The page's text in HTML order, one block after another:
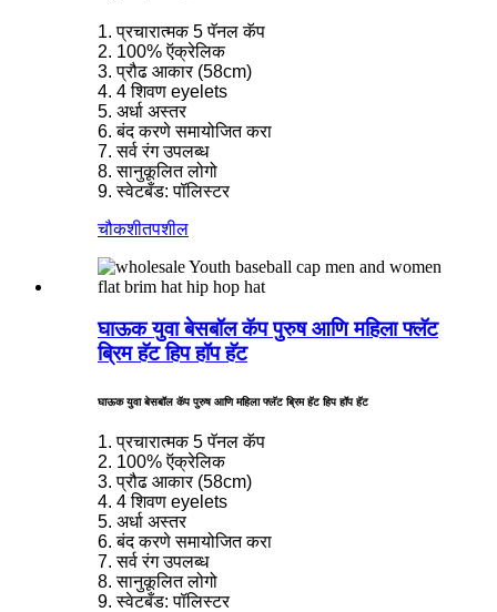
1. प्रचारात्मक 5 पॅनल कॅप
2. 100% ऍक्रेलिक
3. प्रौढ आकार (58cm)
4. 4 शिवण eyelets
5. अर्धा अस्तर
6. बंद करणे समायोजित करा
7. सर्व रंग उपलब्ध
8. सानुकूलित लोगो
9. स्वेटबँड: पॉलिस्टर
चौकशीतपशील
घाऊक युवा बेसबॉल कॅप पुरुष आणि महिला फ्लॅट
ब्रिम हॅट हिप हॉप हॅट
घाऊक युवा बेसबॉल कॅप पुरुष आणि महिला फ्लॅट ब्रिम हॅट हिप हॉप हॅट
1. प्रचारात्मक 5 पॅनल कॅप
2. 100% ऍक्रेलिक
3. प्रौढ आकार (58cm)
4. 4 शिवण eyelets
5. अर्धा अस्तर
6. बंद करणे समायोजित करा
7. सर्व रंग उपलब्ध
8. सानुकूलित लोगो
9. स्वेटबँड: पॉलिस्टर